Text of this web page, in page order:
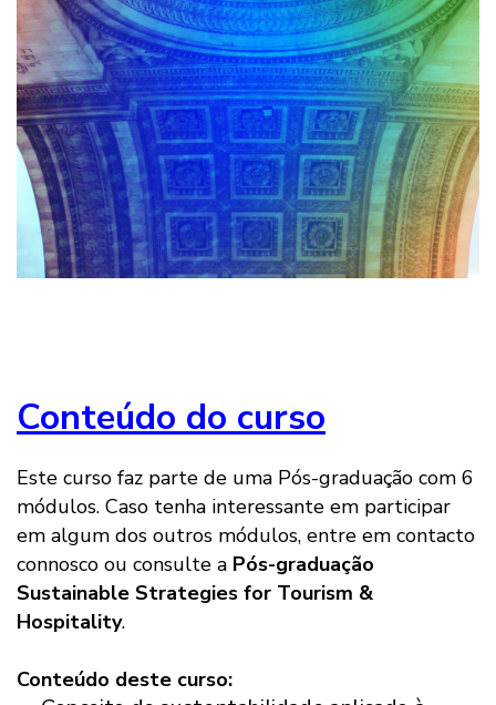
Conteúdo do curso
Este curso faz parte de uma Pós-graduação com 6
módulos. Caso tenha interessante em participar
em algum dos outros módulos, entre em contacto
connosco ou consulte a Pós-graduação
Sustainable Strategies for Tourism &
Hospitality.
Conteúdo deste curso: